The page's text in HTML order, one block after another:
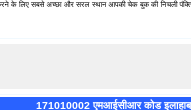
के लिए सबसे अच्छा और सरल स्थान आपकी चेक बुक की निचली
171010002 एमआईसीआर कोड